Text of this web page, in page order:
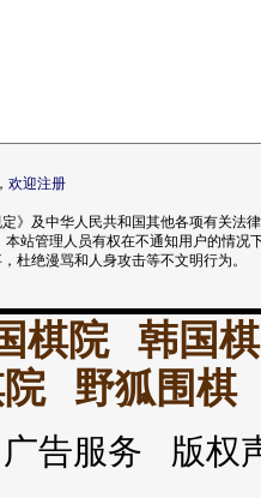
欢迎注册
》及中华人民共和国其他各项有关法
站管理人员有权在不通知用户的情况
杜绝漫骂和人身攻击等不文明行为。
棋院
韩国
野狐围棋
告服务 版